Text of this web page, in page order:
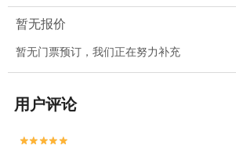
暂无报价
暂无门票预订，我们正在努力补充
用户评论

